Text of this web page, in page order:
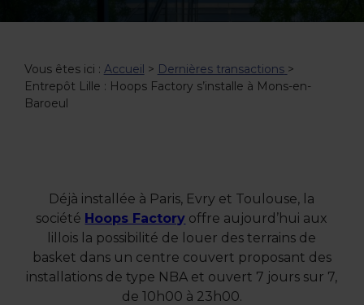
Vous êtes ici : Accueil > Dernières transactions >
Entrepôt Lille : Hoops Factory s’installe à Mons-en-
Baroeul
Déjà installée à Paris, Evry et Toulouse, la
société Hoops Factory offre aujourd’hui aux
lillois la possibilité de louer des terrains de
basket dans un centre couvert proposant des
installations de type NBA et ouvert 7 jours sur 7,
de 10h00 à 23h00.